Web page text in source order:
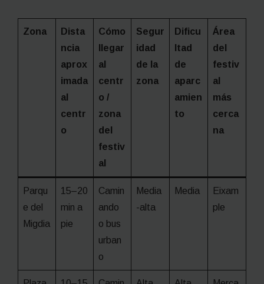
Zona
Dista
ncia
aprox
imada
al
centr
o
Cómo
llegar
al
centr
o /
zona
del
festiv
al
Segur
idad
de la
zona
Dificu
ltad
de
aparc
amien
to
Área
del
festiv
al
más
cerca
na
Parqu
e del
Migdia
15–20
min a
pie
Camin
ando
o bus
urban
o
Media
-alta
Media
Eixam
ple